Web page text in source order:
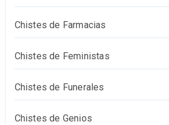
Chistes de Farmacias
Chistes de Feministas
Chistes de Funerales
Chistes de Genios